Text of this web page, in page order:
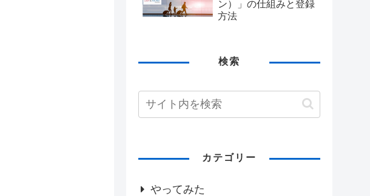
ン）」の仕組みと登録
方法
検索
カテゴリー
やってみた